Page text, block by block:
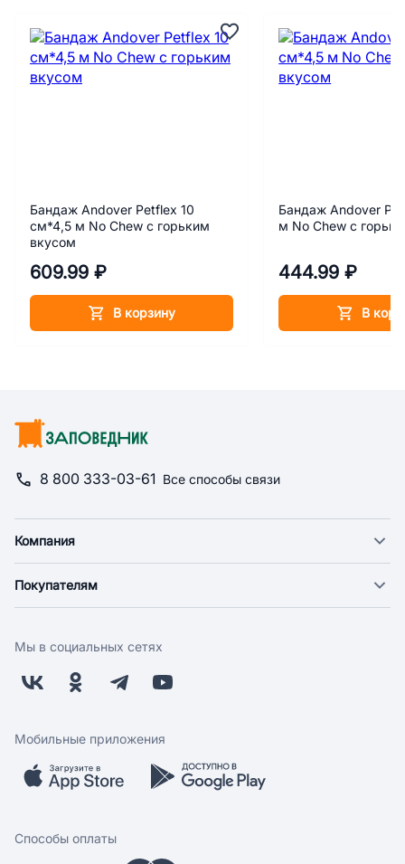
Бандаж Andover Petflex 10
см*4,5 м No Chew с горьким
вкусом
609.99 ₽
В корзину
Бандаж Andover
м No Chew с
444.99 ₽
В
8 800 333-03-61 Все способы связи
Компания
Новости
Поставщикам
Заводчикам
Обратная связь
Покупателям
Оплата
Бонусная программа
Скидки и акции
Мобильное приложение
Мы в социальных сетях
Мобильные приложения
Способы оплаты